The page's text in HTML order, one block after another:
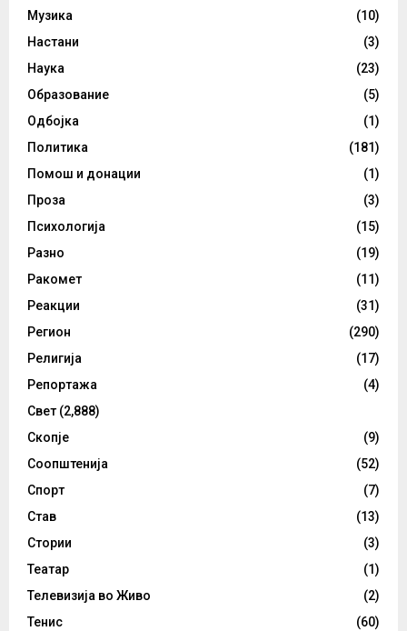
Музика
(10)
Настани
(3)
Наука
(23)
Образование
(5)
Одбојка
(1)
Политика
(181)
Помош и донации
(1)
Проза
(3)
Психологија
(15)
Разно
(19)
Ракомет
(11)
Реакции
(31)
Регион
(290)
Религија
(17)
Репортажа
(4)
Свет (2,888)
Скопје
(9)
Соопштенија
(52)
Спорт
(7)
Став
(13)
Стории
(3)
Театар
(1)
Телевизија во Живо
(2)
Тенис
(60)